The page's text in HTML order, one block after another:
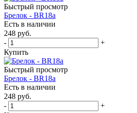
Быстрый просмотр
Брелок - BR18a
Есть в наличии
248 руб.
-
+
Купить
Быстрый просмотр
Брелок - BR18a
Есть в наличии
248 руб.
-
+